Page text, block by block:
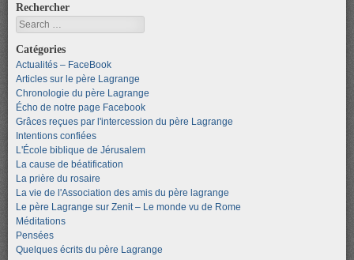
Rechercher
Search
Catégories
Actualités – FaceBook
Articles sur le père Lagrange
Chronologie du père Lagrange
Écho de notre page Facebook
Grâces reçues par l'intercession du père Lagrange
Intentions confiées
L'École biblique de Jérusalem
La cause de béatification
La prière du rosaire
La vie de l'Association des amis du père lagrange
Le père Lagrange sur Zenit – Le monde vu de Rome
Méditations
Pensées
Quelques écrits du père Lagrange